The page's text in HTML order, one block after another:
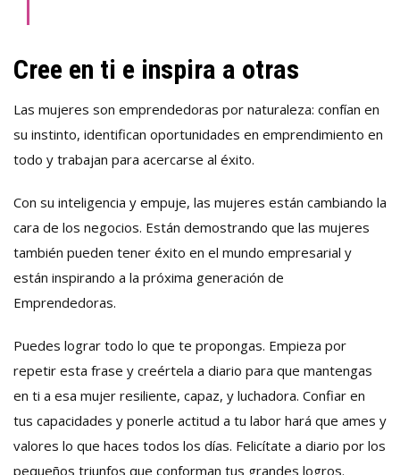
Cree en ti e inspira a otras
Las mujeres son emprendedoras por naturaleza: confían en
su instinto, identifican oportunidades en emprendimiento en
todo y trabajan para acercarse al éxito.
Con su inteligencia y empuje, las mujeres están cambiando la
cara de los negocios. Están demostrando que las mujeres
también pueden tener éxito en el mundo empresarial y
están inspirando a la próxima generación de
Emprendedoras.
Puedes lograr todo lo que te propongas. Empieza por
repetir esta frase y creértela a diario para que mantengas
en ti a esa mujer resiliente, capaz, y luchadora. Confiar en
tus capacidades y ponerle actitud a tu labor hará que ames y
valores lo que haces todos los días. Felicítate a diario por los
pequeños triunfos que conforman tus grandes logros.